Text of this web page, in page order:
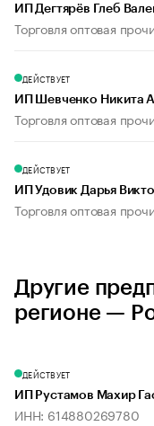
ИП Дегтярёв Глеб
Торговля оптовая
ДЕЙСТВУЕТ
ИП Шевченко Никита
Торговля оптовая
ДЕЙСТВУЕТ
ИП Удовик Дарья
Торговля оптовая
Другие
регионе —
ДЕЙСТВУЕТ
ИП Рустамов Махир
ИНН: 614880269780